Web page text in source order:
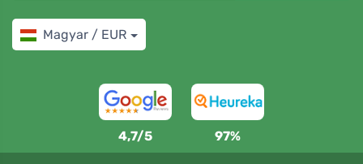
Magyar / EUR
4,7/5 97%